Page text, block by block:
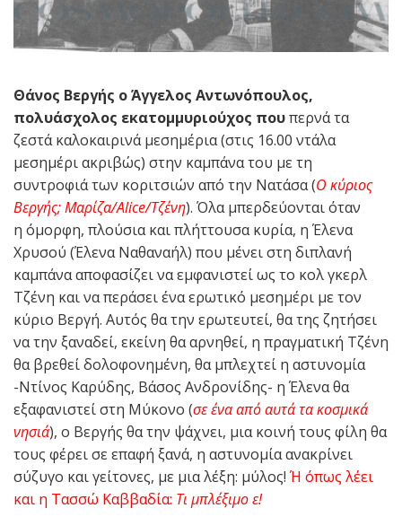
Θάνος Βεργής ο Άγγελος Αντωνόπουλος,
πολυάσχολος εκατομμυριούχος πουπερνά τα
ζεστά καλοκαιρινά μεσημέρια (στις 16.00 ντάλα
μεσημέρι ακριβώς) στην καμπάνα του με τη
συντροφιά των κοριτσιών από την Νατάσα (Ο κύριος
Βεργής; Μαρίζα/Alice/Tζένη). Όλα μπερδεύονται όταν
η όμορφη, πλούσια και πλήττουσα κυρία, η Έλενα
Χρυσού (Έλενα Ναθαναήλ) που μένει στη διπλανή
καμπάνα αποφασίζει να εμφανιστεί ως το κολ γκερλ
Τζένη και να περάσει ένα ερωτικό μεσημέρι με τον
κύριο Βεργή. Αυτός θα την ερωτευτεί, θα της ζητήσει
να την ξαναδεί, εκείνη θα αρνηθεί, η πραγματική Τζένη
θα βρεθεί δολοφονημένη, θα μπλεχτεί η αστυνομία
-Ντίνος Καρύδης, Βάσος Ανδρονίδης- η Έλενα θα
εξαφανιστεί στη Μύκονο (σε ένα από αυτά τα κοσμικά
νησιά), ο Βεργής θα την ψάχνει, μια κοινή τους φίλη θα
τους φέρει σε επαφή ξανά, η αστυνομία ανακρίνει
σύζυγο και γείτονες, με μια λέξη: μύλος! Ή όπως λέει
και η Τασσώ Καββαδία: Τι μπλέξιμο ε!